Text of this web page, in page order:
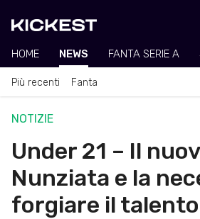
HOME NEWS FANTA SERIE A
Più recenti Fanta
NOTIZIE
Under 21 – Il
Nunziata e la
forgiare il talento